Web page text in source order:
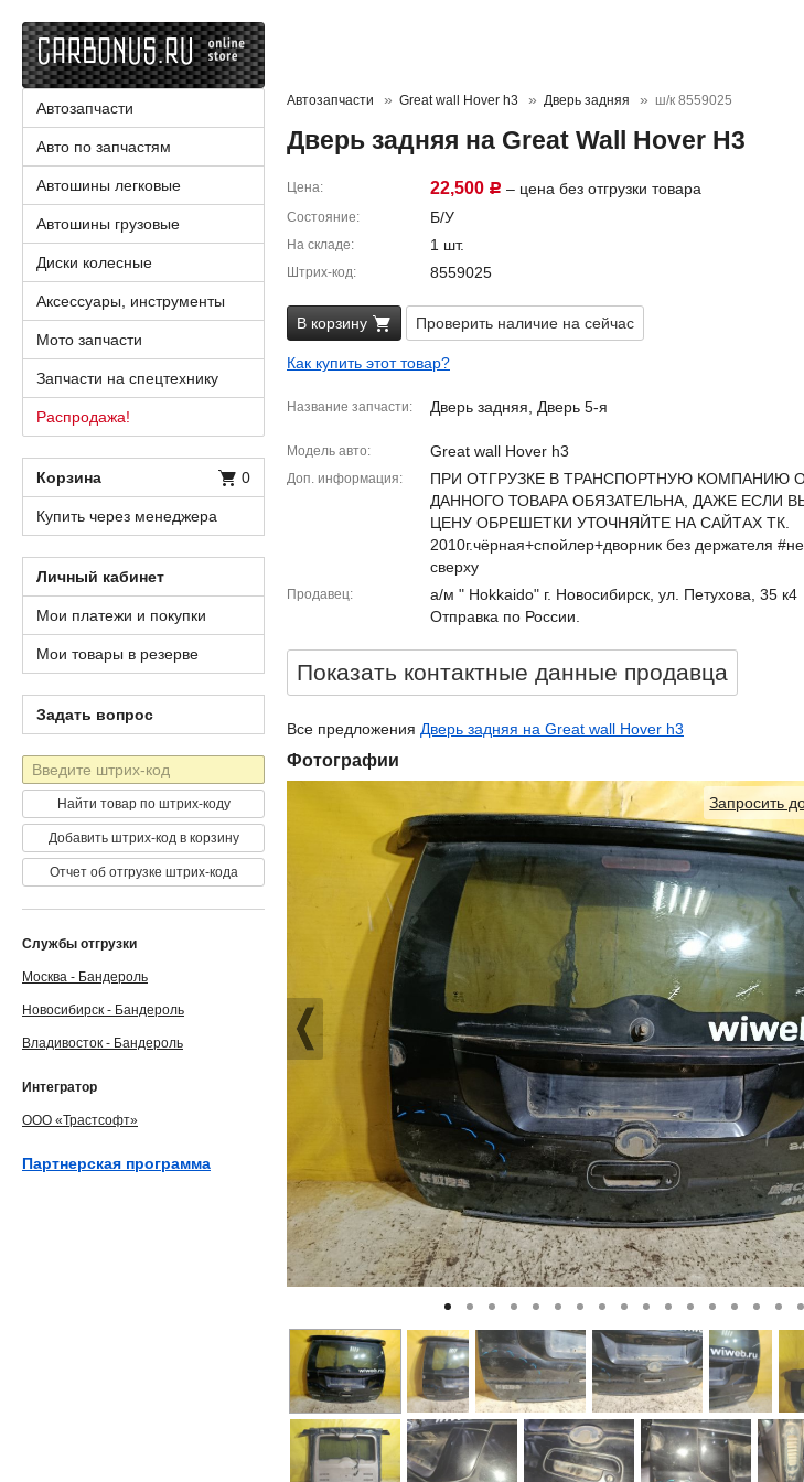
Автозапчасти Great wall Hover h3 Дверь задняя ш/к 8559025
Дверь задняя на Great Wall Hover H3
Цена 22,500 Р – цена без отгрузки товара
Состояние Б/У
На складе 1 шт.
Штрих-код 8559025
В корзину Проверить наличие на сейчас
Как купить этот товар?
Название запчасти Дверь задняя, Дверь 5-я
Модель авто Great wall Hover h3
Доп. информация
ПРИ ОТГРУЗКЕ В ТРАНСПОРТНУЮ КОМПАНИЮ
ДАННОГО ТОВАРА ОБЯЗАТЕЛЬНА, ДАЖЕ ЕСЛИ
ЦЕНУ ОБРЕШЕТКИ УТОЧНЯЙТЕ НА САЙТАХ ТК.
2010г.чёрная+спойлер+дворник без держателя
сверху
Продавец
а/м " Hokkaido" г. Новосибирск, ул. Петухова, 35 к4
Отправка по России.
Показать контактные данные продавцa
Все предложения Дверь задняя на Great wall Hover h3
Фотографии
Запросить
Автозапчасти
Авто по запчастям
Автошины легковые
Автошины грузовые
Диски колесные
Аксессуары, инструменты
Мото запчасти
Запчасти на спецтехнику
Распродажа!
Корзина 0
Купить через менеджера
Личный кабинет
Мои платежи и покупки
Мои товары в резерве
Задать вопрос
Штрих-
код
Найти товар по штрих-коду
Добавить штрих-код в корзину
Отчет об отгрузке штрих-кода
Службы отгрузки
Москва - Бандероль
Новосибирск - Бандероль
Владивосток - Бандероль
Интегратор
ООО «Трастсофт»
Партнерская программа